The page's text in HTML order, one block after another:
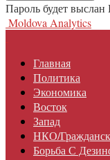
Пароль будет
Moldova Analytics
Главная
Политика
Экономика
Восток
Запад
НКО/
Борьба С